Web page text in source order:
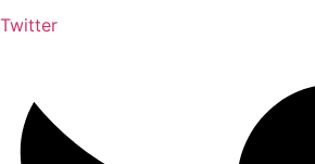
Twitter